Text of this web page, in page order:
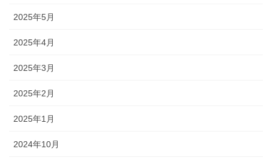
2025年5月
2025年4月
2025年3月
2025年2月
2025年1月
2024年10月